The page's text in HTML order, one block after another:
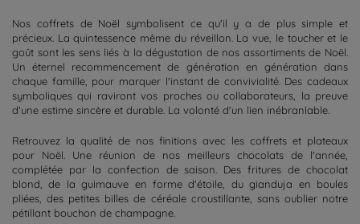
Nos coffrets de Noël symbolisent ce qu'il y a de plus simple et
précieux. La quintessence même du réveillon. La vue, le toucher et le
goût sont les sens liés à la dégustation de nos assortiments de Noël.
Un éternel recommencement de génération en génération dans
chaque famille, pour marquer l'instant de convivialité. Des cadeaux
symboliques qui raviront vos proches ou collaborateurs, la preuve
d'une estime sincère et durable. La volonté d'un lien inébranlable.
Retrouvez la qualité de nos finitions avec les coffrets et plateaux
pour Noël. Une réunion de nos meilleurs chocolats de l'année,
complétée par la confection de saison. Des fritures de chocolat
blond, de la guimauve en forme d'étoile, du gianduja en boules
pliées, des petites billesde céréale croustillante, sans oublier notre
pétillant bouchon de champagne.